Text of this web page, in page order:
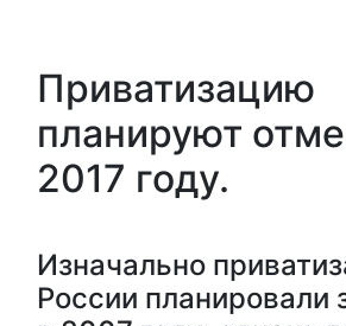
Приватизацию
планируют
2017 году.
Изначально
России планировали